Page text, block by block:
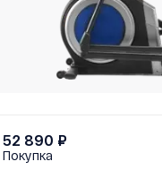
52 890 ₽
Покупка